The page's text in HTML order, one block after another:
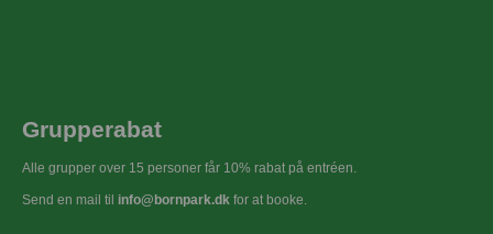
Grupperabat
Alle grupper over 15 personer får 10% rabat på entréen.
Send en mail til info@bornpark.dk for at booke.